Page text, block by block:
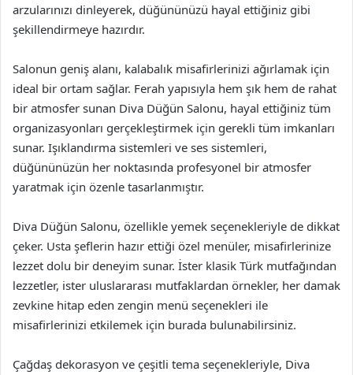
arzularınızı dinleyerek, düğününüzü hayal ettiğiniz gibi
şekillendirmeye hazırdır.
Salonun geniş alanı, kalabalık misafirlerinizi ağırlamak için
ideal bir ortam sağlar. Ferah yapısıyla hem şık hem de rahat
bir atmosfer sunan Diva Düğün Salonu, hayal ettiğiniz tüm
organizasyonları gerçekleştirmek için gerekli tüm imkanları
sunar. Işıklandırma sistemleri ve ses sistemleri,
düğününüzün her noktasında profesyonel bir atmosfer
yaratmak için özenle tasarlanmıştır.
Diva Düğün Salonu, özellikle yemek seçenekleriyle de dikkat
çeker. Usta şeflerin hazır ettiği özel menüler, misafirlerinize
lezzet dolu bir deneyim sunar. İster klasik Türk mutfağından
lezzetler, ister uluslararası mutfaklardan örnekler, her damak
zevkine hitap eden zengin menü seçenekleri ile
misafirlerinizi etkilemek için burada bulunabilirsiniz.
Çağdaş dekorasyon ve çeşitli tema seçenekleriyle, Diva